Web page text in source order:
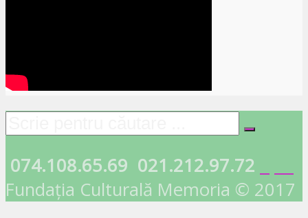
074.108.65.69 021.212.97.72
Fundația Culturală Memoria © 2017